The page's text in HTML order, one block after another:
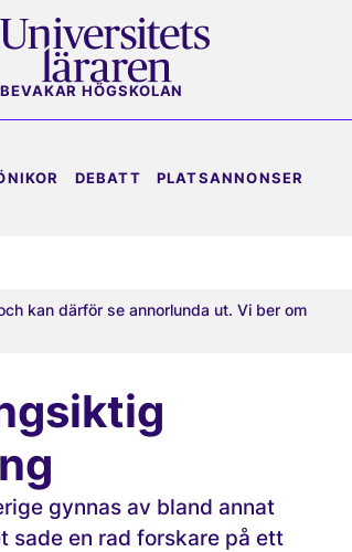
BEVAKAR HÖGSKOLAN
DEBATT PLATSANNONSER
kan därför se annorlunda ut. Vi ber om
gynnas av bland annat
sade en rad forskare på ett